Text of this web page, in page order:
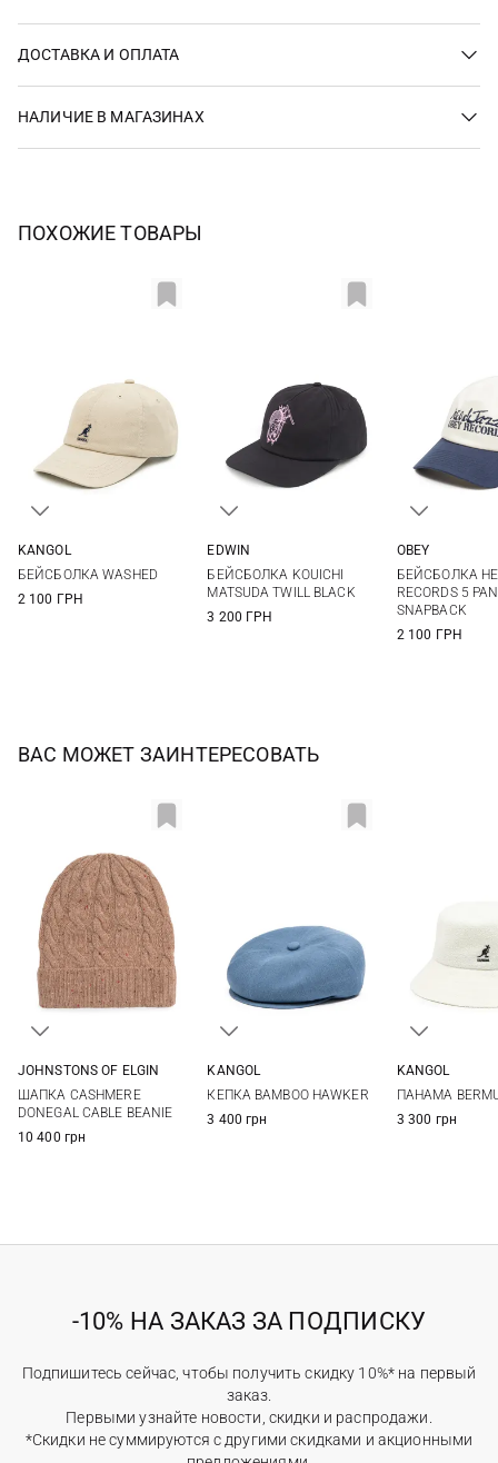
ДОСТАВКА И ОПЛАТА
НАЛИЧИЕ В МАГАЗИНАХ
ПОХОЖИЕ ТОВАРЫ
KANGOL
БЕЙСБОЛКА WASHED
2 100 ГРН
EDWIN
БЕЙСБОЛКА KOUICHI
MATSUDA TWILL BLACK
3 200 ГРН
OBEY
БЕЙСБОЛКА
RECORDS 5
SNAPBACK
2 100 ГРН
ВАС МОЖЕТ ЗАИНТЕРЕСОВАТЬ
JOHNSTONS OF ELGIN
ШАПКА CASHMERE
DONEGAL CABLE BEANIE
10 400 грн
KANGOL
КЕПКА BAMBOO HAWKER
3 400 грн
KANGOL
ПАНАМА
3 300 грн
-10% НА ЗАКАЗ ЗА ПОДПИСКУ
Подпишитесь сейчас, чтобы получить скидку 10%* на первый
заказ.
Первыми узнайте новости, скидки и распродажи.
*Скидки не суммируются с другими скидками и акционными